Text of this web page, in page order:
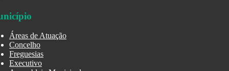
Áreas de Atuação
Concelho
Freguesias
Executivo